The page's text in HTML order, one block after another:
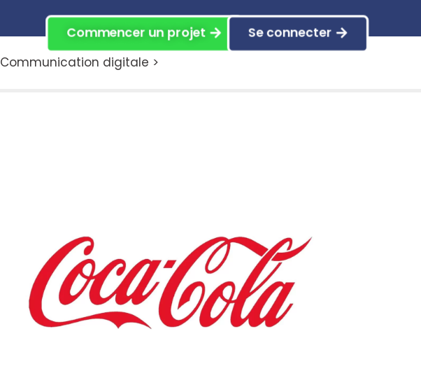
Communication digitale >
Commencer un projet Se connecter